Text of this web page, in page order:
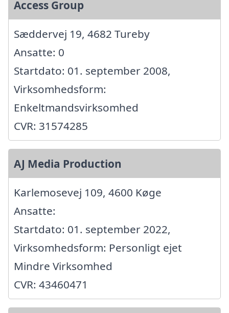
Access Group
Sæddervej 19, 4682 Tureby
Ansatte: 0
Startdato: 01. september 2008,
Virksomhedsform:
Enkeltmandsvirksomhed
CVR: 31574285
AJ Media Production
Karlemosevej 109, 4600 Køge
Ansatte:
Startdato: 01. september 2022,
Virksomhedsform: Personligt ejet
Mindre Virksomhed
CVR: 43460471